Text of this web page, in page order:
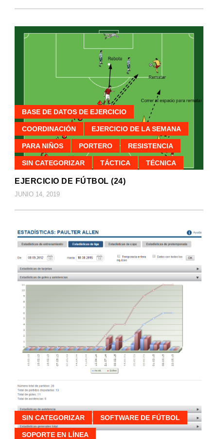
BASE DE DATOS DE EJERCICIO
COORDINACIÓN EJERCICIO DE LA SEMANA
PARA NIÑOS PORTERO RESISTENCIA
SIN CATEGORIZAR TÁCTICA TÉCNICA
EJERCICIO DE FÚTBOL (24)
JUNIO 14, 2019
SIN CATEGORIZAR SOFTWARE DE FÚTBOL
SOPORTE EN LÍNEA